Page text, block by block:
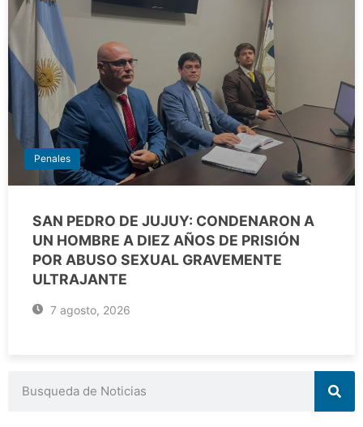
Penales
SAN PEDRO DE JUJUY: CONDENARON A
UN HOMBRE A DIEZ AÑOS DE PRISIÓN
POR ABUSO SEXUAL GRAVEMENTE
ULTRAJANTE
7 agosto, 2026